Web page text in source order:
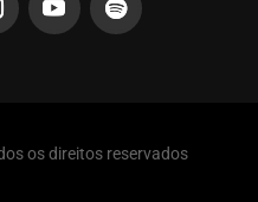
os direitos reservados